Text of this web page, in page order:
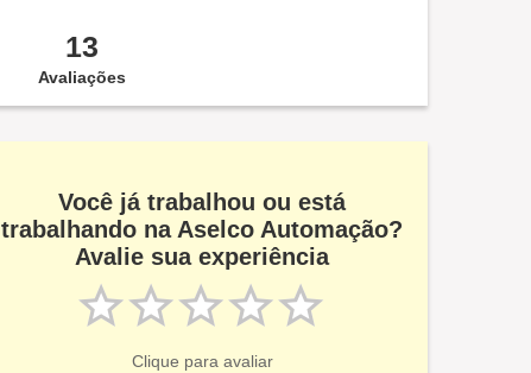
13
Avaliações
Você já trabalhou ou está
trabalhando na Aselco Automação?
Avalie sua experiência
Clique para avaliar